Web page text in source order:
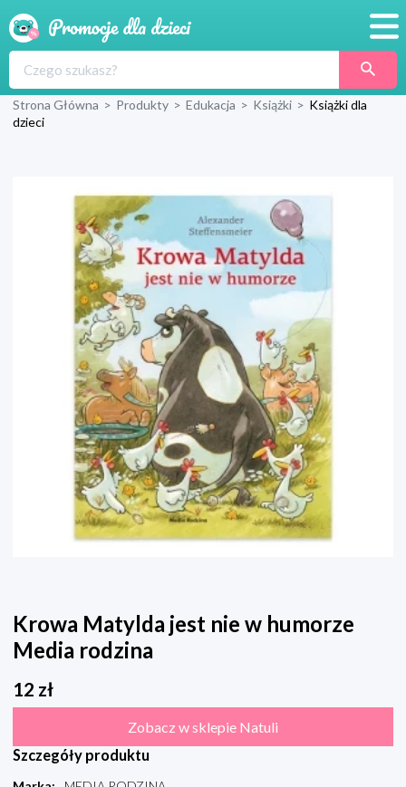
Produkty
Blog
Wyprawka
Strona Główna > Produkty > Edukacja > Książki > Książki dla
dzieci
Krowa Matylda jest nie w humorze
Media rodzina
12 zł
Zobacz w sklepie Natuli
Szczegóły produktu